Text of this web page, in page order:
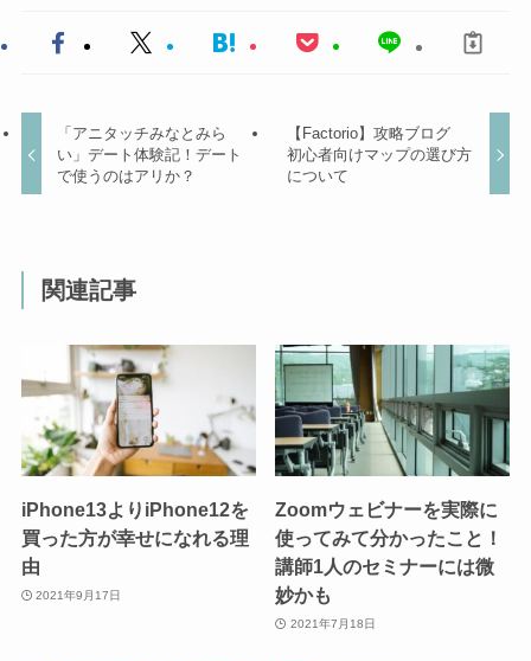
「アニタッチみなとみら
い」デート体験記！デート
で使うのはアリか？
【Factorio】攻略ブログ
初心者向けマップの選び方
について
関連記事
iPhone13よりiPhone12を
買った方が幸せになれる理
由
2021年9月17日
Zoomウェビナーを実際に
使ってみて分かったこと！
講師1人のセミナーには微
妙かも
2021年7月18日